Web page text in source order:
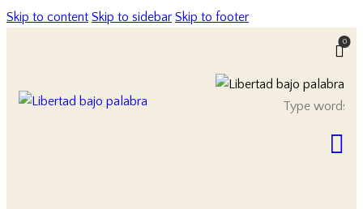
Skip to content Skip to sidebar Skip to footer
0